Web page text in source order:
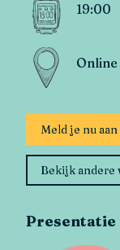
19:00
Online
Meld je nu aan
Bekijk
Presentatie